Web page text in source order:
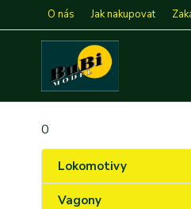
O nás Jak nakupovat
0
Lokomotivy
Vagony